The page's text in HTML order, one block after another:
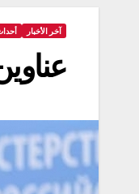
آخر الأخبار